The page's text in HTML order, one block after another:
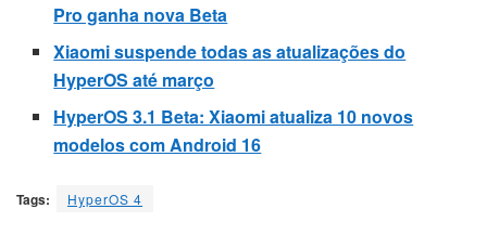
Pro ganha nova Beta
Xiaomi suspende todas as atualizações do
HyperOS até março
HyperOS 3.1 Beta: Xiaomi atualiza 10 novos
modelos com Android 16
Tags: HyperOS 4